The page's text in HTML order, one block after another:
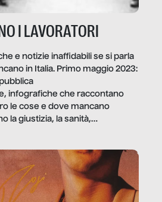
I LAVORATORI
e notizie inaffidabili se si parla
in Italia. Primo maggio 2023:
infografiche che raccontano
le cose e dove mancano
la giustizia, la sanità,